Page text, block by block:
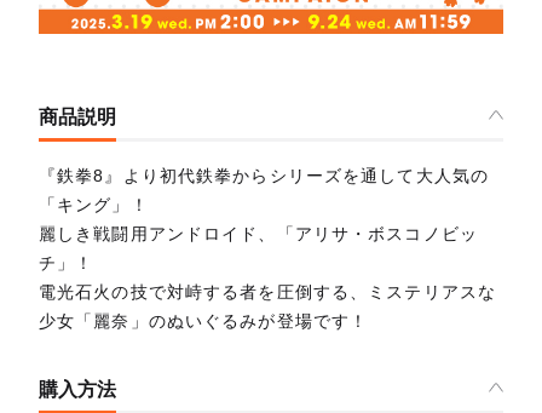
商品説明
『鉄拳8』より初代鉄拳からシリーズを通して大人気の
「キング」！
麗しき戦闘用アンドロイド、「アリサ・ボスコノビッ
チ」！
電光石火の技で対峙する者を圧倒する、ミステリアスな
少女「麗奈」のぬいぐるみが登場です！
購入方法